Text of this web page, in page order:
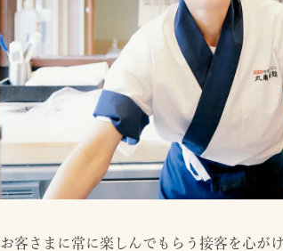
お客さまに常に楽しんでもらう接客を心が